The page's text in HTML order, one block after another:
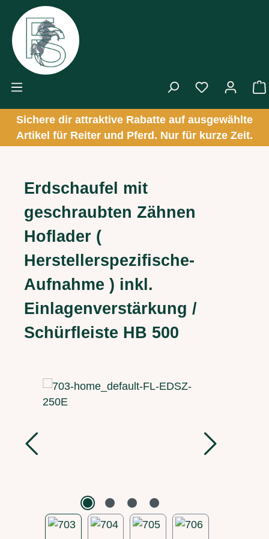
Zum Hauptinhalt springen
Sichere dir attraktive Rabatte auf ausgewählte
Artikel für Reiter und Pferd. Nur für kurze Zeit.
Erdschaufel mit
geschraubten Zähnen
Hoflader (
Herstellerspezifische-
Aufnahme ) inkl.
Einlagenverstärkung /
Schürfleiste HB 500
Bildergalerie überspringen